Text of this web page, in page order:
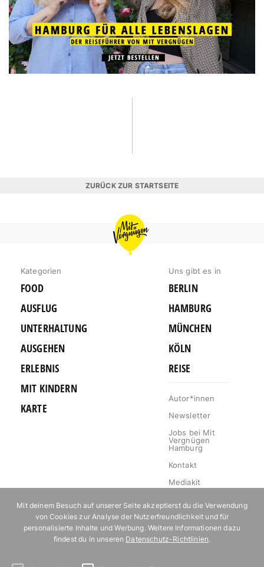
ZURÜCK ZUR STARTSEITE
MIT
VERGNÜGEN
HAMBURG
Kategorien
FOOD
AUSFLUG
UNTERHALTUNG
AUSGEHEN
ERLEBNIS
MIT KINDERN
KARTE
Uns gibt es in
BERLIN
HAMBURG
MÜNCHEN
KÖLN
REISE
Autor*innen
Newsletter
Jobs bei Mit
Vergnügen
Hamburg
Kontakt
Mediakit
Datenschutz
Willkommen im
Klub!
Mit deinem Besuch auf unserer Seite akzeptierst du die Verwendung
von Cookies zur Analyse der Nutzerfreundlichkeit und für
personalisierte Inhalte und Werbung. Weitere Informationen dazu
findest du in unseren Datenschutz-Richtlinien.